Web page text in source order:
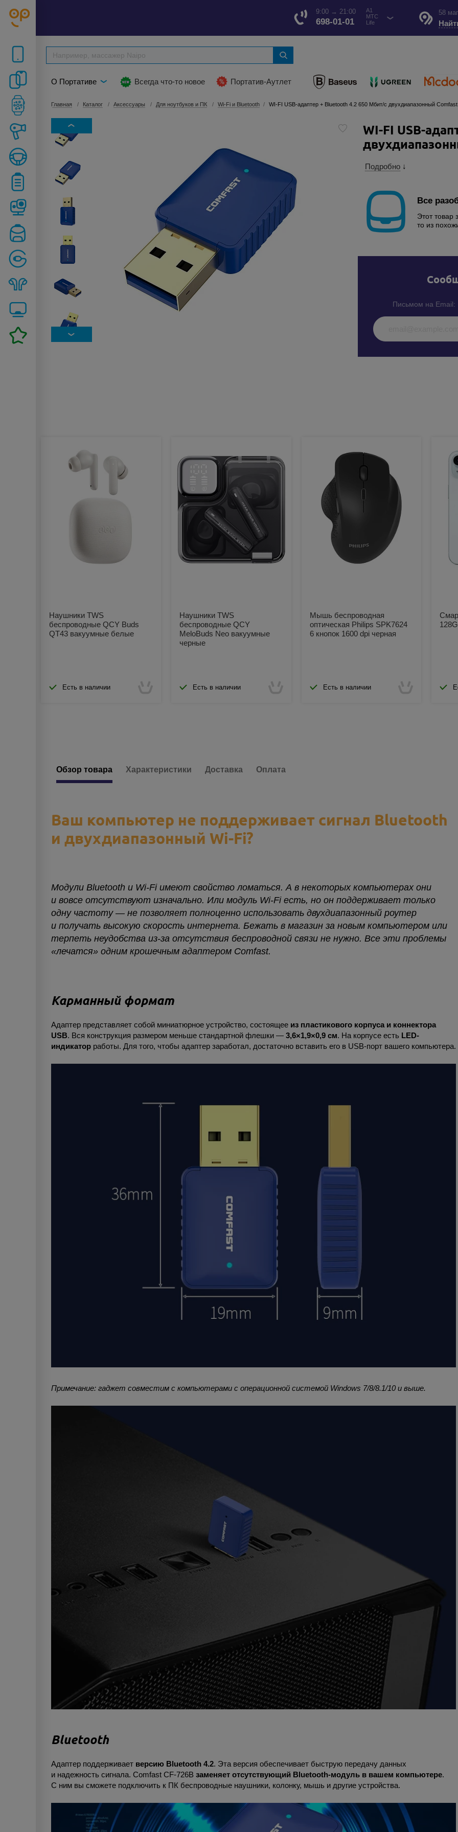
58
9:00 → 21:00
698-01-01
A1
МТС
Life
О Портативе Всегда что-то новое Портатив-Аутлет
Главная Каталог Аксессуары Для ноутбуков и ПК Wi-Fi и Bluetooth WI-FI USB-адаптер + Bluetooth 4.2 650 Мбит/с двухдиапазонный
WI-FI USB-
Подробно ↓
Все
Этот товар
то из
Письмом на Email:
Наушники TWS
беспроводные QCY Buds
QT43 вакуумные белые
Есть в наличии
Наушники TWS
беспроводные QCY
MeloBuds Neo вакуумные
черные
Есть в наличии
Мышь беспроводная
оптическая Philips SPK7624
6 кнопок 1600 dpi черная
Есть в наличии
Обзор товара Характеристики Доставка Оплата
Ваш компьютер не поддерживает сигнал Bluetooth
и двухдиапазонный Wi-Fi?
Модули Bluetooth и Wi-Fi имеют свойство ломаться. А в некоторых компьютерах они
и вовсе отсутствуют изначально. Или модуль Wi-Fi есть, но он поддерживает только
одну частоту — не позволяет полноценно использовать двухдиапазонный роутер
и получать высокую скорость интернета. Бежать в магазин за новым компьютером или
терпеть неудобства из-за отсутствия беспроводной связи не нужно. Все эти проблемы
«лечатся» одним крошечным адаптером Comfast.
Карманный формат
Адаптер представляет собой миниатюрное устройство, состоящее из пластикового корпуса и коннектора
USB. Вся конструкция размером меньше стандартной флешки — 3,6×1,9×0,9 см. На корпусе есть LED-
индикатор работы. Для того, чтобы адаптер заработал, достаточно вставить его в USB-порт вашего компьютера.
Примечание: гаджет совместим с компьютерами с операционной системой Windows 7/8/8.1/10 и выше.
Bluetooth
Адаптер поддерживает версию Bluetooth 4.2. Эта версия обеспечивает быструю передачу данных
и надежность сигнала. Comfast CF-726B заменяет отсутствующий Bluetooth-модуль в вашем компьютере.
С ним вы сможете подключить к ПК беспроводные наушники, колонку, мышь и другие устройства.